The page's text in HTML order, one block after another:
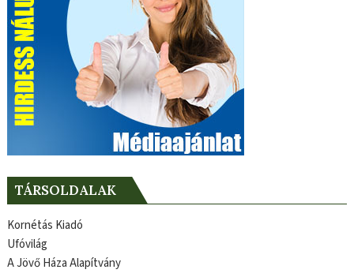
TÁRSOLDALAK
Kornétás Kiadó
Ufóvilág
A Jövő Háza Alapítvány